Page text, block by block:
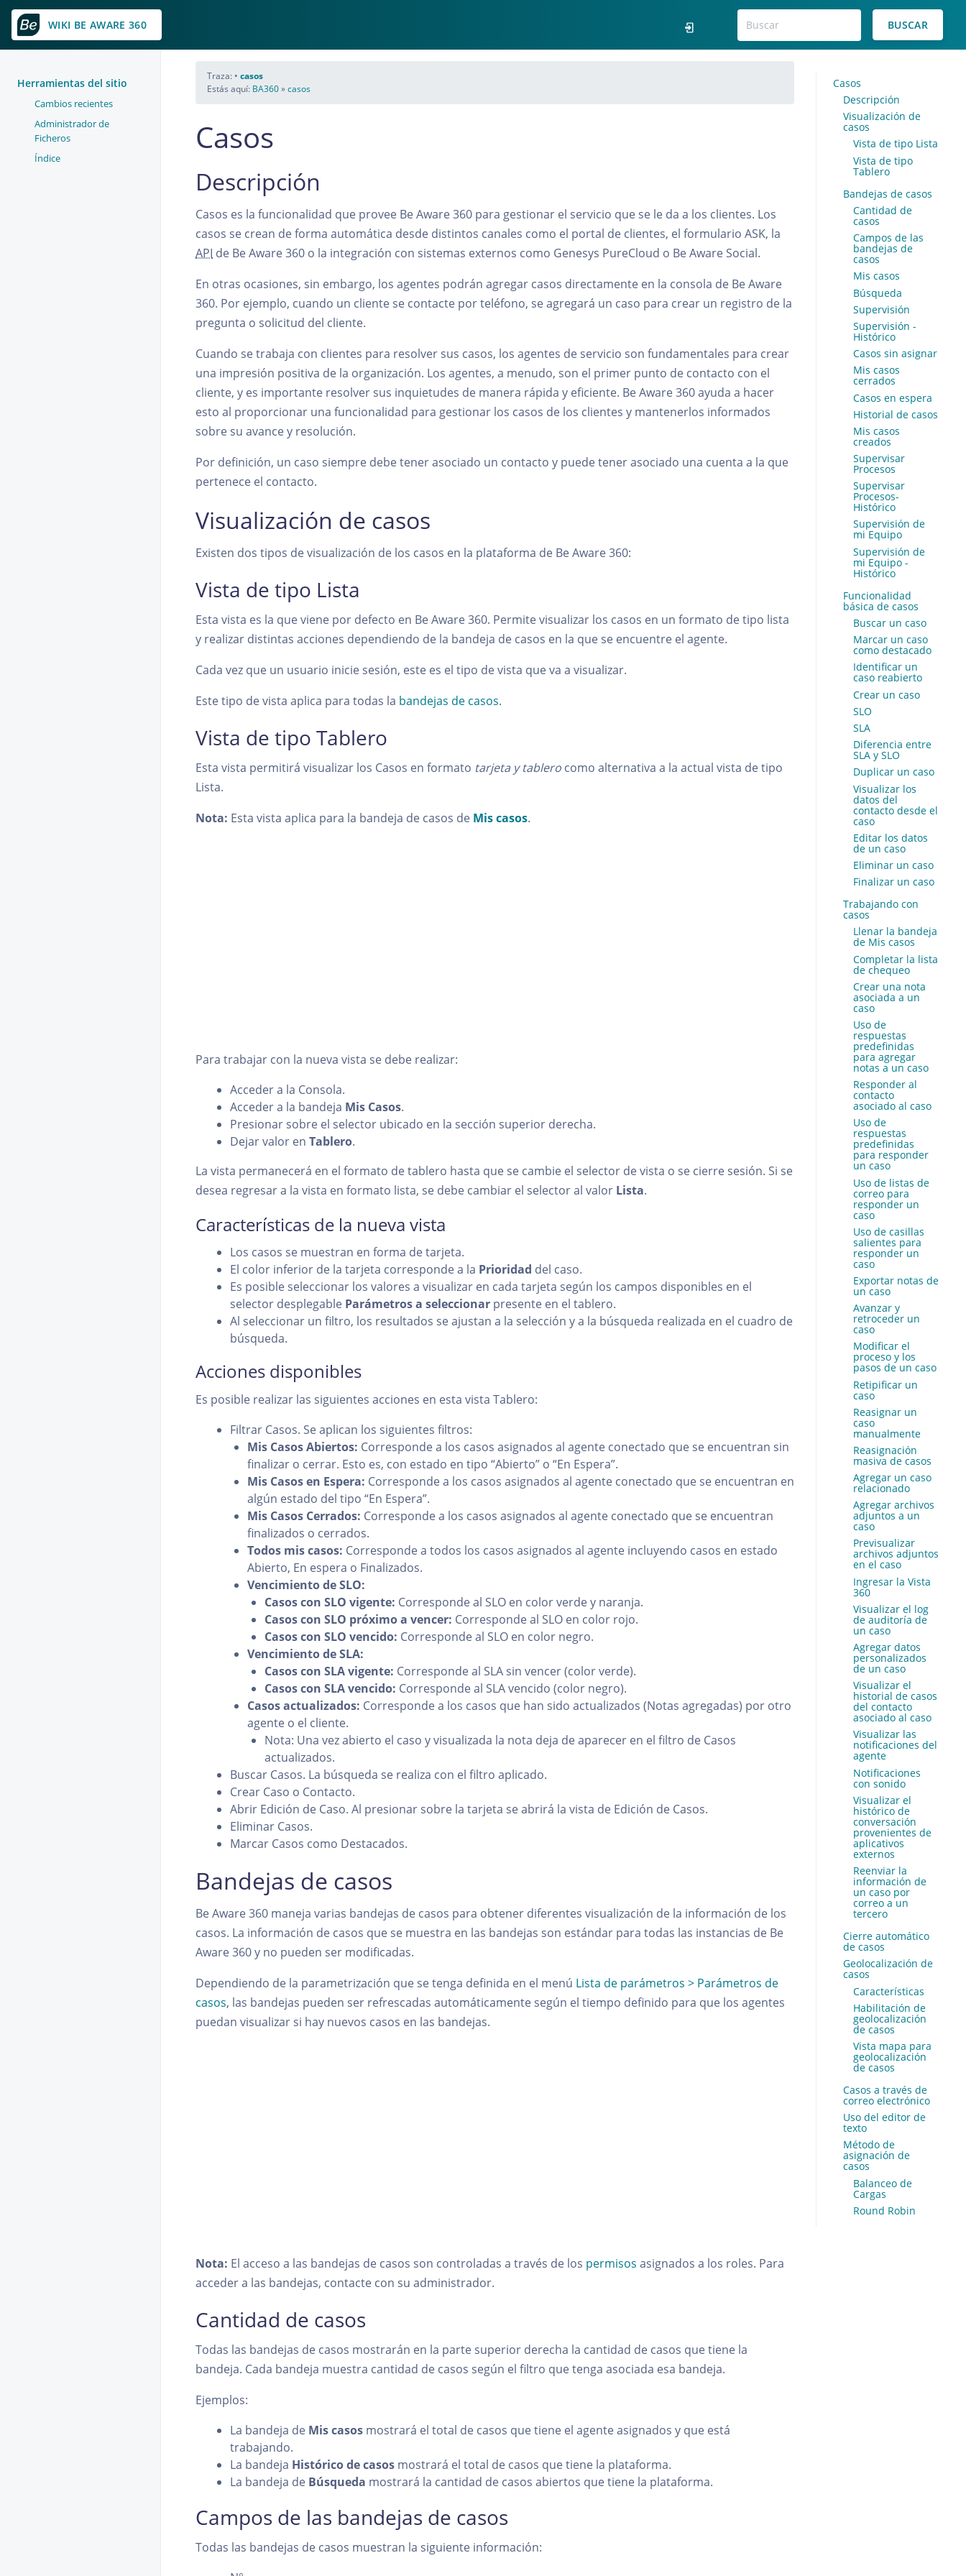
WIKI BE AWARE 360 BUSCAR
Herramientas del sitio
Cambios recientes
Administrador de
Ficheros
Índice
Traza: • casos
Estás aquí: BA360»casos
Casos
Descripción
Casos es la funcionalidad que provee Be Aware 360 para gestionar el servicio que se le da a los clientes. Los
casos se crean de forma automática desde distintos canales como el portal de clientes, el formulario ASK, la
API de Be Aware 360 o la integración con sistemas externos como Genesys PureCloud o Be Aware Social.
En otras ocasiones, sin embargo, los agentes podrán agregar casos directamente en la consola de Be Aware
360. Por ejemplo, cuando un cliente se contacte por teléfono, se agregará un caso para crear un registro de la
pregunta o solicitud del cliente.
Cuando se trabaja con clientes para resolver sus casos, los agentes de servicio son fundamentales para crear
una impresión positiva de la organización. Los agentes, a menudo, son el primer punto de contacto con el
cliente, y es importante resolver sus inquietudes de manera rápida y eficiente. Be Aware 360 ayuda a hacer
esto al proporcionar una funcionalidad para gestionar los casos de los clientes y mantenerlos informados
sobre su avance y resolución.
Por definición, un caso siempre debe tener asociado un contacto y puede tener asociado una cuenta a la que
pertenece el contacto.
Visualización de casos
Existen dos tipos de visualización de los casos en la plataforma de Be Aware 360:
Vista de tipo Lista
Esta vista es la que viene por defecto en Be Aware 360. Permite visualizar los casos en un formato de tipo lista
y realizar distintas acciones dependiendo de la bandeja de casos en la que se encuentre el agente.
Cada vez que un usuario inicie sesión, este es el tipo de vista que va a visualizar.
Este tipo de vista aplica para todas la bandejas de casos.
Vista de tipo Tablero
Esta vista permitirá visualizar los Casos en formato tarjeta y tablero como alternativa a la actual vista de tipo
Lista.
Nota: Esta vista aplica para la bandeja de casos de Mis casos.
Para trabajar con la nueva vista se debe realizar:
Acceder a la Consola.
Acceder a la bandeja Mis Casos.
Presionar sobre el selector ubicado en la sección superior derecha.
Dejar valor en Tablero.
La vista permanecerá en el formato de tablero hasta que se cambie el selector de vista o se cierre sesión. Si se
desea regresar a la vista en formato lista, se debe cambiar el selector al valor Lista.
Características de la nueva vista
Los casos se muestran en forma de tarjeta.
El color inferior de la tarjeta corresponde a la Prioridad del caso.
Es posible seleccionar los valores a visualizar en cada tarjeta según los campos disponibles en el
selector desplegable Parámetros a seleccionar presente en el tablero.
Al seleccionar un filtro, los resultados se ajustan a la selección y a la búsqueda realizada en el cuadro de
búsqueda.
Acciones disponibles
Es posible realizar las siguientes acciones en esta vista Tablero:
Filtrar Casos. Se aplican los siguientes filtros:
Mis Casos Abiertos: Corresponde a los casos asignados al agente conectado que se encuentran sin
finalizar o cerrar. Esto es, con estado en tipo “Abierto” o “En Espera”.
Mis Casos en Espera: Corresponde a los casos asignados al agente conectado que se encuentran en
algún estado del tipo “En Espera”.
Mis Casos Cerrados: Corresponde a los casos asignados al agente conectado que se encuentran
finalizados o cerrados.
Todos mis casos: Corresponde a todos los casos asignados al agente incluyendo casos en estado
Abierto, En espera o Finalizados.
Vencimiento de SLO:
Casos con SLO vigente: Corresponde al SLO en color verde y naranja.
Casos con SLO próximo a vencer: Corresponde al SLO en color rojo.
Casos con SLO vencido: Corresponde al SLO en color negro.
Vencimiento de SLA:
Casos con SLA vigente: Corresponde al SLA sin vencer (color verde).
Casos con SLA vencido: Corresponde al SLA vencido (color negro).
Casos actualizados: Corresponde a los casos que han sido actualizados (Notas agregadas) por otro
agente o el cliente.
Nota: Una vez abierto el caso y visualizada la nota deja de aparecer en el filtro de Casos
actualizados.
Buscar Casos. La búsqueda se realiza con el filtro aplicado.
Crear Caso o Contacto.
Abrir Edición de Caso. Al presionar sobre la tarjeta se abrirá la vista de Edición de Casos.
Eliminar Casos.
Marcar Casos como Destacados.
Bandejas de casos
Be Aware 360 maneja varias bandejas de casos para obtener diferentes visualización de la información de los
casos. La información de casos que se muestra en las bandejas son estándar para todas las instancias de Be
Aware 360 y no pueden ser modificadas.
Dependiendo de la parametrización que se tenga definida en el menú Lista de parámetros > Parámetros de
casos, las bandejas pueden ser refrescadas automáticamente según el tiempo definido para que los agentes
puedan visualizar si hay nuevos casos en las bandejas.
Nota: El acceso a las bandejas de casos son controladas a través de los permisos asignados a los roles. Para
acceder a las bandejas, contacte con su administrador.
Cantidad de casos
Todas las bandejas de casos mostrarán en la parte superior derecha la cantidad de casos que tiene la
bandeja. Cada bandeja muestra cantidad de casos según el filtro que tenga asociada esa bandeja.
Ejemplos:
La bandeja de Mis casos mostrará el total de casos que tiene el agente asignados y que está
trabajando.
La bandeja Histórico de casos mostrará el total de casos que tiene la plataforma.
La bandeja de Búsqueda mostrará la cantidad de casos abiertos que tiene la plataforma.
Campos de las bandejas de casos
Todas las bandejas de casos muestran la siguiente información:
Casos
Descripción
Visualización de
casos
Vista de tipo Lista
Vista de tipo
Tablero
Bandejas de casos
Cantidad de
casos
Campos de las
bandejas de
casos
Mis casos
Búsqueda
Supervisión
Supervisión -
Histórico
Casos sin asignar
Mis casos
cerrados
Casos en espera
Historial de casos
Mis casos
creados
Supervisar
Procesos
Supervisar
Procesos-
Histórico
Supervisión de
mi Equipo
Supervisión de
mi Equipo -
Histórico
Funcionalidad
básica de casos
Buscar un caso
Marcar un caso
como destacado
Identificar un
caso reabierto
Crear un caso
SLO
SLA
Diferencia entre
SLA y SLO
Duplicar un caso
Visualizar los
datos del
contacto desde el
caso
Editar los datos
de un caso
Eliminar un caso
Finalizar un caso
Trabajando con
casos
Llenar la bandeja
de Mis casos
Completar la lista
de chequeo
Crear una nota
asociada a un
caso
Uso de
respuestas
predefinidas
para agregar
notas a un caso
Responder al
contacto
asociado al caso
Uso de
respuestas
predefinidas
para responder
un caso
Uso de listas de
correo para
responder un
caso
Uso de casillas
salientes para
responder un
caso
Exportar notas de
un caso
Avanzar y
retroceder un
caso
Modificar el
proceso y los
pasos de un caso
Retipificar un
caso
Reasignar un
caso
manualmente
Reasignación
masiva de casos
Agregar un caso
relacionado
Agregar archivos
adjuntos a un
caso
Previsualizar
archivos adjuntos
en el caso
Ingresar la Vista
360
Visualizar el log
de auditoría de
un caso
Agregar datos
personalizados
de un caso
Visualizar el
historial de casos
del contacto
asociado al caso
Visualizar las
notificaciones del
agente
Notificaciones
con sonido
Visualizar el
histórico de
conversación
provenientes de
aplicativos
externos
Reenviar la
información de
un caso por
correo a un
tercero
Cierre automático
de casos
Geolocalización de
casos
Características
Habilitación de
geolocalización
de casos
Vista mapa para
geolocalización
de casos
Casos a través de
correo electrónico
Uso del editor de
texto
Método de
asignación de
casos
Balanceo de
Cargas
Round Robin